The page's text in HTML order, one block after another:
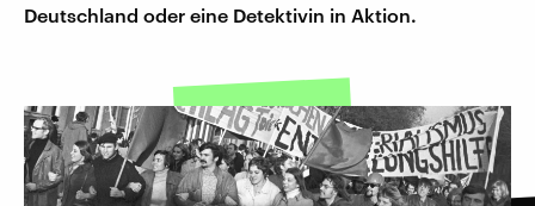
Deutschland oder eine Detektivin in Aktion.